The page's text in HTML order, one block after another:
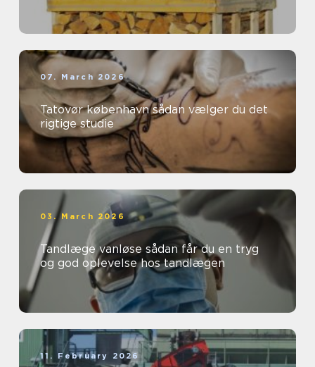
07. March 2026
Tatovør københavn sådan vælger du det
rigtige studie
03. March 2026
Tandlæge vanløse sådan får du en tryg
og god oplevelse hos tandlægen
11. February 2026